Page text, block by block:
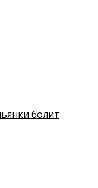
болит